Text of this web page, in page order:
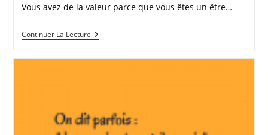
Vous avez de la valeur parce que vous êtes un être…
Continuer La LectureEXERCICE
POUR